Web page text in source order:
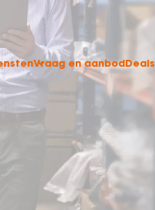
Vraag en aanbodDeals